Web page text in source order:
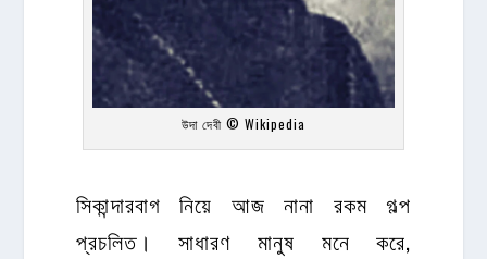
উদা দেবী © Wikipedia
সিকান্দারবাগ নিয়ে আজ নানা রকম গল্প
প্রচলিত। সাধারণ মানুষ মনে করে,